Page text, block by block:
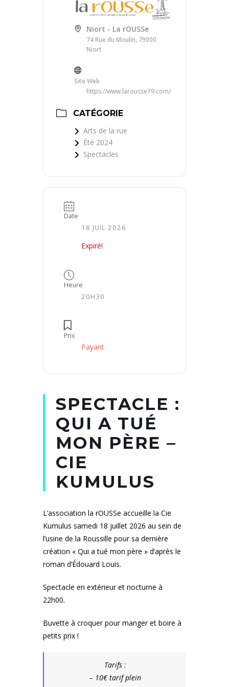
Niort - La rOUSSe
74 Rue du Moulin, 79000
Niort
Site Web
https://www.larousse79.com/
CATÉGORIE
Arts de la rue
Été 2024
Spectacles
Date
18 JUIL 2026
Expiré!
Heure
20H30
Prix
Payant
SPECTACLE :
QUI A TUÉ
MON PÈRE –
CIE
KUMULUS
L’association la rOUSSe accueille la Cie
Kumulus samedi 18 juillet 2026 au sein de
l’usine de la Roussille pour sa dernière
création « Qui a tué mon père » d’après le
roman d’Édouard Louis.
Spectacle en extérieur et nocturne à
22h00.
Buvette à croquer pour manger et boire à
petits prix !
Tarifs :
– 10€ tarif plein